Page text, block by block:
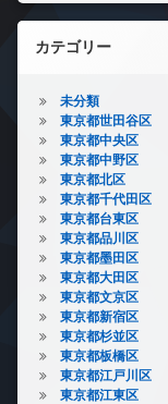
カテゴリー
未分類
東京都世田谷区
東京都中央区
東京都中野区
東京都北区
東京都千代田区
東京都台東区
東京都品川区
東京都墨田区
東京都大田区
東京都文京区
東京都新宿区
東京都杉並区
東京都板橋区
東京都江戸川区
東京都江東区